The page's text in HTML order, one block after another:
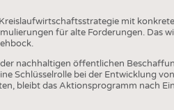
mit
für alte Forderungen. Das
nachhaltigen öffentlichen
Schlüsselrolle bei der Entwicklung
bleibt das Aktionsprogramm nach